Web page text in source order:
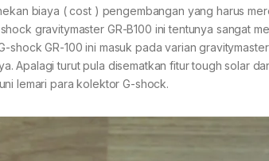
biaya ( cost ) pengembangan yang harus
gravitymaster GR-B100 ini tentunya sangat
GR-100 ini masuk pada varian
Apalagi turut pula disematkan fitur tough solar
lemari para kolektor G-shock.